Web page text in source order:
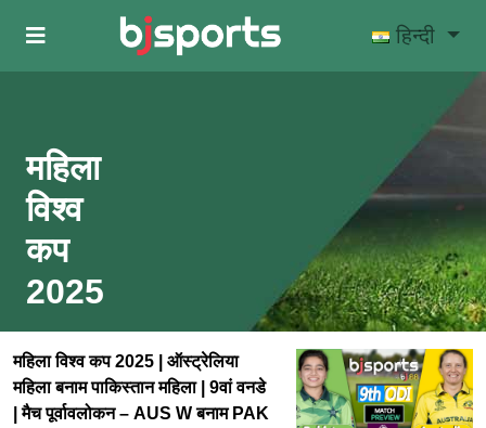
Skip to main content
हिन्दी
महिला
विश्व
कप
2025
महिला विश्व कप 2025 | ऑस्ट्रेलिया
महिला बनाम पाकिस्तान महिला | 9वां वनडे
| मैच पूर्वावलोकन – AUS W बनाम PAK